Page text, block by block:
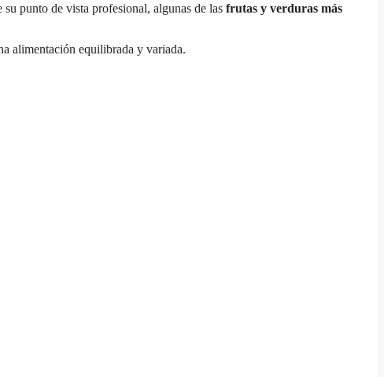
su punto de vista profesional, algunas de las frutas y verduras más
alimentación equilibrada y variada.